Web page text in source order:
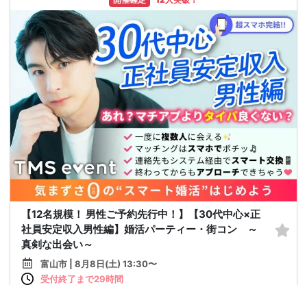
【12名規模！ 男性ご予約先行中！】【30代中心×正
社員安定収入男性編】婚活パーティー・街コン ～
真剣な出会い～
富山市 | 8月8日(土) 13:30〜
受付終了まで29時間